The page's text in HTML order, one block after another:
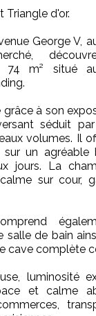
Triangle d'or.
George V,
74 m² situé
grâce à son
séduit
volumes. Il
sur un agréable
jours. La
sur cour,
salle de bain
cave complète
luminosité
et calme